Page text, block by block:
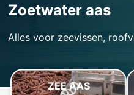
Zoetwater aas
Alles voor zeevissen,
ZEE AAS